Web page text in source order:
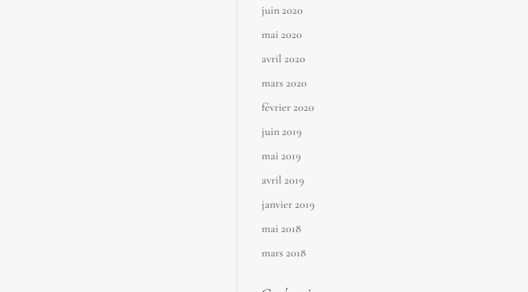
juin 2020
mai 2020
avril 2020
mars 2020
février 2020
juin 2019
mai 2019
avril 2019
janvier 2019
mai 2018
mars 2018